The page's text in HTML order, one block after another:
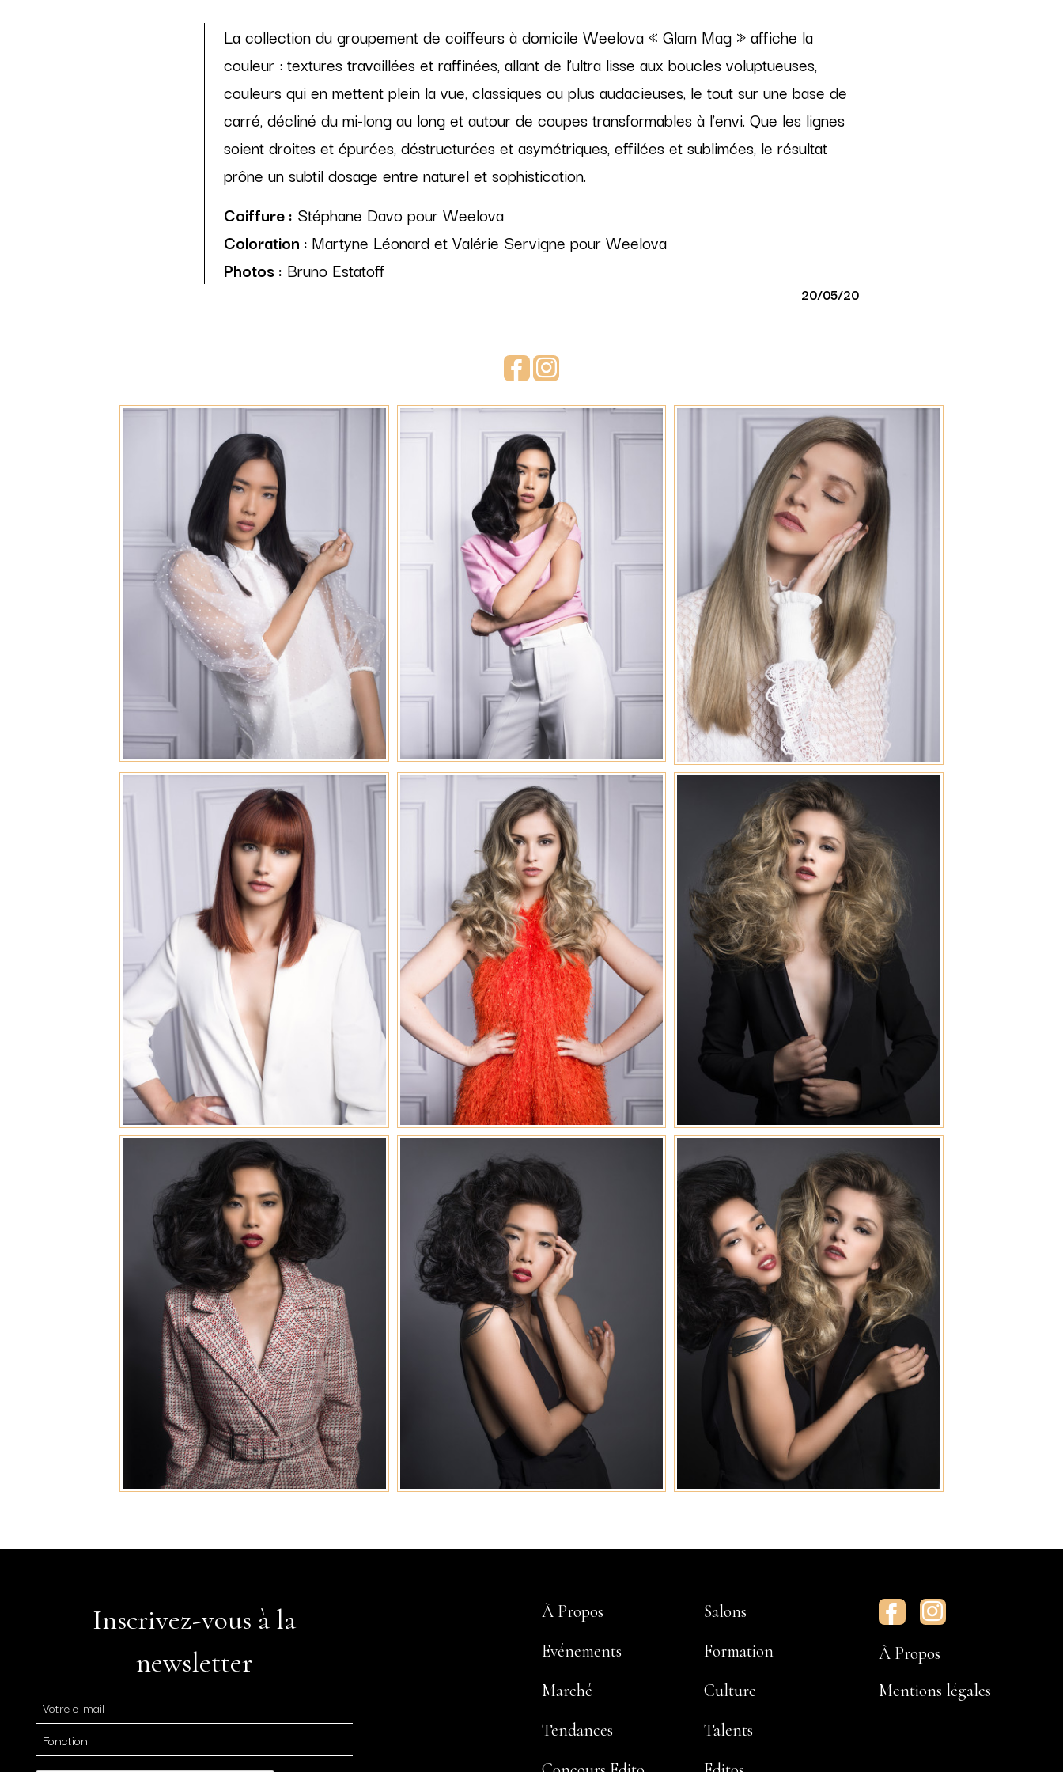
Collections 24-25
Collections 2024
Collections 2023 - 24
Collections 2023
Collections 2021
Attaches 2020-2021
Collections 2019-2020
La collection du groupement de coiffeurs à domicile Weelova « Glam Mag » affiche la
couleur : textures travaillées et raffinées, allant de l’ultra lisse aux boucles voluptueuses,
couleurs qui en mettent plein la vue, classiques ou plus audacieuses, le tout sur une base de
carré, décliné du mi-long au long et autour de coupes transformables à l’envi. Que les lignes
soient droites et épurées, déstructurées et asymétriques, effilées et sublimées, le résultat
prône un subtil dosage entre naturel et sophistication.
Coiffure : Stéphane Davo pour Weelova
Coloration : Martyne Léonard et Valérie Servigne pour Weelova
Photos : Bruno Estatoff
20/05/20
Facebook
Inscrivez-vous à la
newsletter
À Propos
Evénements
Marché
Tendances
Salons
Formation
Culture
Talents
Facebook
À Propos
Mentions légales